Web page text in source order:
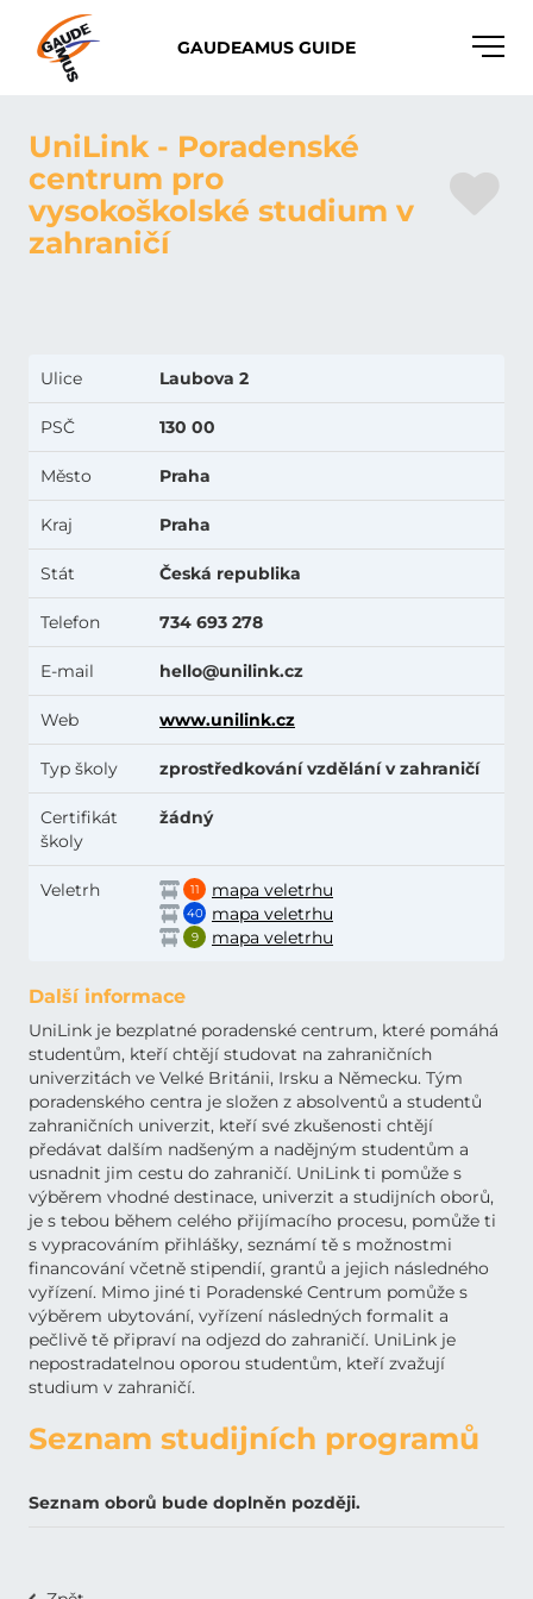
GAUDEAMUS GUIDE
Toggle
UniLink - Poradenské
centrum pro
vysokoškolské studium v
zahraničí
Ulice Laubova 2
PSČ 130 00
Město Praha
Kraj Praha
Stát Česká republika
Telefon 734 693 278
E-mail hello@unilink.cz
Web www.unilink.cz
Typ školy zprostředkování vzdělání v zahraničí
Certifikát
školy
žádný
Veletrh 11 mapa veletrhu
40 mapa veletrhu
9 mapa veletrhu
Další informace
UniLink je bezplatné poradenské centrum, které pomáhá
studentům, kteří chtějí studovat na zahraničních
univerzitách ve Velké Británii, Irsku a Německu. Tým
poradenského centra je složen z absolventů a studentů
zahraničních univerzit, kteří své zkušenosti chtějí
předávat dalším nadšeným a nadějným studentům a
usnadnit jim cestu do zahraničí. UniLink ti pomůže s
výběrem vhodné destinace, univerzit a studijních oborů,
je s tebou během celého přijímacího procesu, pomůže ti
s vypracováním přihlášky, seznámí tě s možnostmi
financování včetně stipendií, grantů a jejich následného
vyřízení. Mimo jiné ti Poradenské Centrum pomůže s
výběrem ubytování, vyřízení následných formalit a
pečlivě tě připraví na odjezd do zahraničí. UniLink je
nepostradatelnou oporou studentům, kteří zvažují
studium v zahraničí.
Seznam studijních programů
Seznam oborů bude doplněn později.